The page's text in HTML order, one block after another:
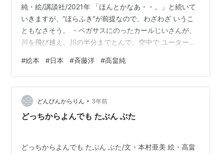
純・絵/講談社/2021年 「ほんとかなあ・・。」と続いて
いきますが、”ほらふき”が前提なので、わざわざ いうこ
ともなさそう。 ・ペガサスにのったカールじいさんが、
川を飛び越え、川の半分までとんで、空中で ユーター
がとんでくると、それにのって ユーターン ・ペガサスの
下半身がなくなる ・ペガサスの上半身と下半身を、木の
枝でつなぐ ・ペガサスのせなかから木が生えてくる など
など、ほらの連続。 カールおじさんが、トルコへいった
のは、ロシアの友だちからたのまれ、ペガサスという馬
#絵本 #日本 #斉藤洋 #高畠純
どんぴんからりん • 3年前
どっちからよんでも たぶん ぶた
どっちからよんでも たぶん ぶた/文・本村亜美 絵・高畠